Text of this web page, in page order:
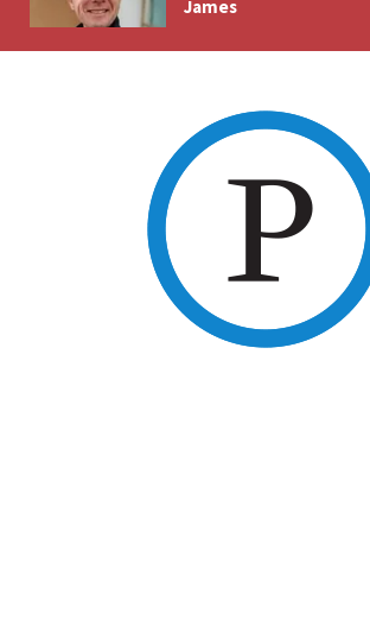
James